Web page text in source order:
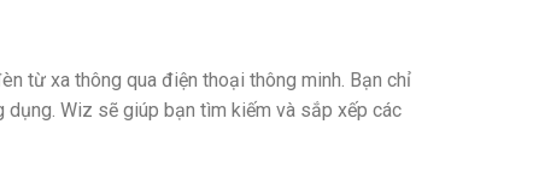
từ xa thông qua điện thoại thông minh. Bạn chỉ
Wiz sẽ giúp bạn tìm kiếm và sắp xếp các